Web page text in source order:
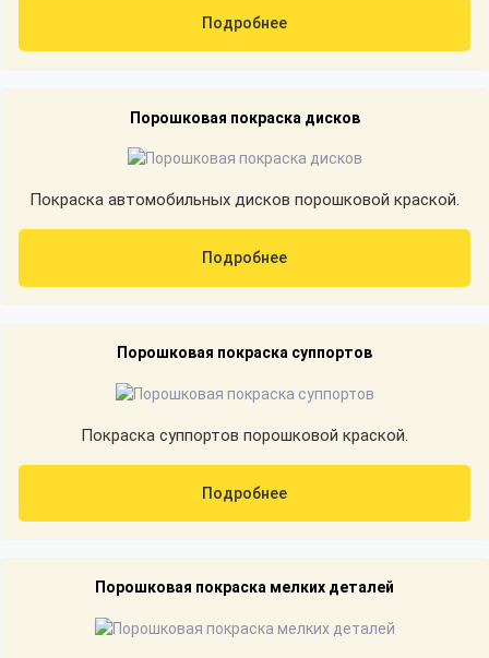
Подробнее
Порошковая покраска дисков
Покраска автомобильных дисков порошковой краской.
Подробнее
Порошковая покраска суппортов
Покраска суппортов порошковой краской.
Подробнее
Порошковая покраска мелких деталей